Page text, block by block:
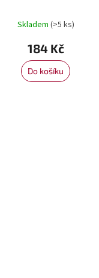
Skladem (>5 ks)
184 Kč
Do košíku